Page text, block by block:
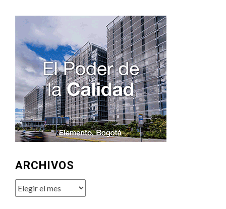
ARCHIVOS
Archivos